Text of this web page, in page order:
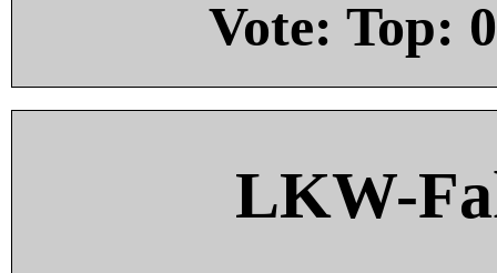
Vote: Top: 0
LKW-